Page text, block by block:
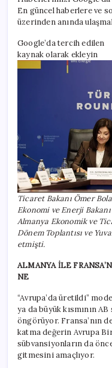
En güncel haberlere ve
üzerinden anında
Google’da tercih edilen
kaynak olarak ekleyin
Ticaret Bakanı Ömer
Ekonomi ve Enerji
Almanya Ekonomik ve
Dönem Toplantısı ve
etmişti.
ALMANYA İLE
NE
“Avrupa’da üretildi”
ya da büyük kısmının
öngörüyor. Fransa’nın
katma değerin Avrupa
sübvansiyonların da
gitmesini amaçlıyor.